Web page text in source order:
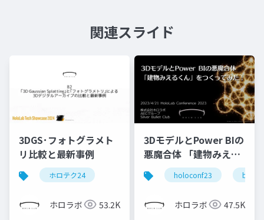
関連スライド
3DGS･フォトグラメト
リ比較と最新事例
ホロテク24
ホロラボ 53.2K
3DモデルとPower BIの
悪魔合体 「建物みえる
くん」をつくってみ
た！
holoconf23 bim
ホロラボ 47.5K